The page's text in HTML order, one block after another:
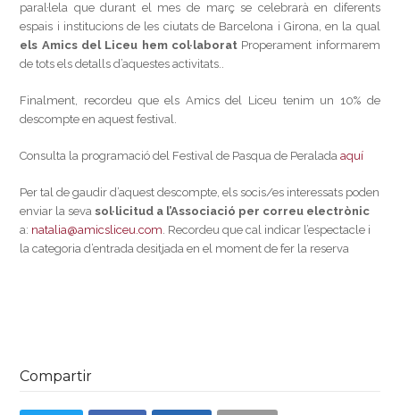
paral·lela que durant el mes de març se celebrarà en diferents
espais i institucions de les ciutats de Barcelona i Girona, en la qual
els Amics del Liceu hem col·laboratProperament informarem
de tots els detalls d’aquestes activitats..
Finalment, recordeu que els Amics del Liceu tenim un 10% de
descompte en aquest festival.
Consulta la programació del Festival de Pasqua de Peraladaaquí
Per tal de gaudir d’aquest descompte, els socis/es interessats poden
enviar la sevasol·licitud a l’Associació per correu electrònic
a: natalia@amicsliceu.com. Recordeu que cal indicar l’espectacle i
la categoria d’entrada desitjada en el moment de fer la reserva
Compartir